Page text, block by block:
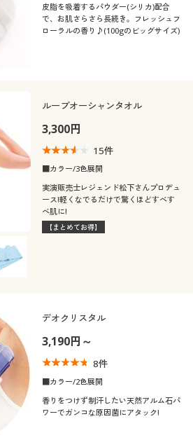
合わせ
ト・紫外線
消臭
感
アル
ー
30代
～
皮脂を吸着するパウダー(シリカ)配合
で、お肌さらさら長続き。フレッシュフ
ローラルの香り♪(100gのビッグサイズ)
ループオーシャンタオル
3,300円
15件
■カラー/3色展開
実演販売士レジェンド松下さんプロデュ
ース!軽くなでるだけで驚くほどすべす
べ肌に!
【まとめてお得】
デオクリスタル
3,190円～
8件
■カラー/2色展開
香りをつけず制汗したい天然アルム石パ
ワーでガンコな原因菌にアタック!